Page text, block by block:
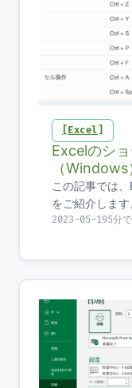
Excel
Excelのシ
（Windows
この記事では
をご紹介しま
2023-05-195分